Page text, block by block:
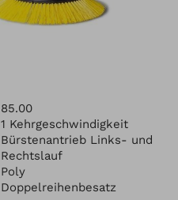
85.00
1 Kehrgeschwindigkeit
Bürstenantrieb Links- und
Rechtslauf
Poly
Doppelreihenbesatz